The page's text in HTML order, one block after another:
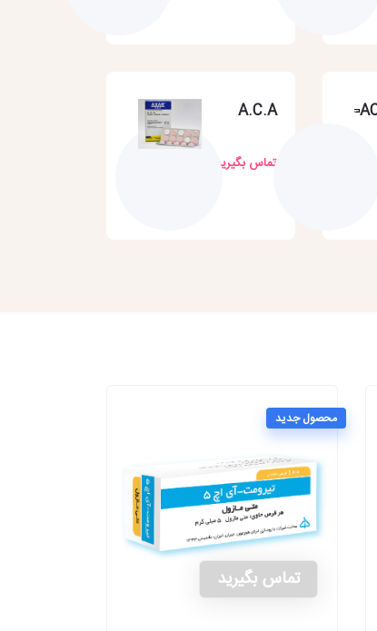
A.C.A
تماس بگیرید
محصول جدید
تماس بگیرید